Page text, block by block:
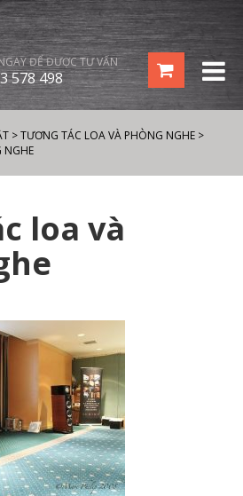
ĐỂ ĐƯỢC TƯ VẤN
578 498
>TƯƠNG TÁC LOA VÀ PHÒNG NGHE >
NGHE
loa và